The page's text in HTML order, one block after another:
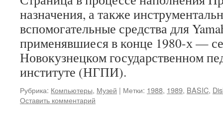
назначения, а также
вспомогательные средства для
применявшиеся в конце 1980-х —
Новокузнецком государственном
институте (НГПИ).
Рубрика: Компьютеры, Музей | Метки: 1988, 1989, BASIC,
Оставить комментарий